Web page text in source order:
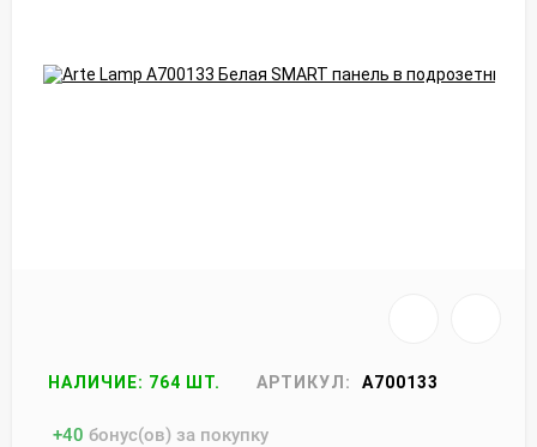
НАЛИЧИЕ: 764 ШТ. АРТИКУЛ: A700133
+40 бонус(ов) за покупку